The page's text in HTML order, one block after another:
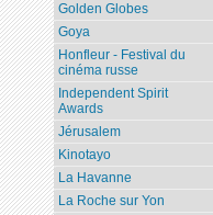
Golden Globes
Goya
Honfleur - Festival du
cinéma russe
Independent Spirit
Awards
Jérusalem
Kinotayo
La Havanne
La Roche sur Yon